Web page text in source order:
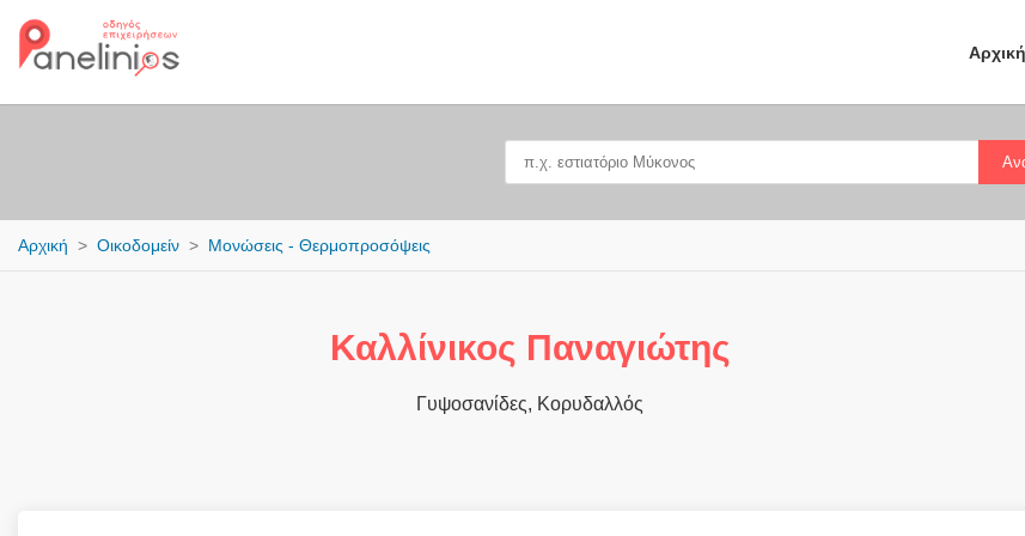
Αρχική
Αρχική Οικοδομείν Μονώσεις - Θερμοπροσόψεις
Καλλίνικος Παναγιώτης
Γυψοσανίδες, Κορυδαλλός